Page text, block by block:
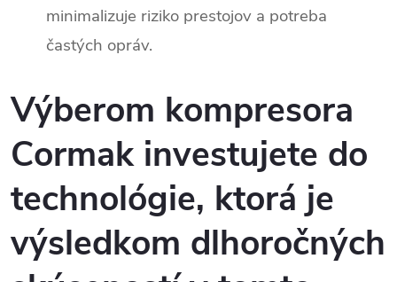
minimalizuje riziko prestojov a potreba
častých opráv.
Výberom kompresora
Cormak investujete do
technológie, ktorá je
výsledkom dlhoročných